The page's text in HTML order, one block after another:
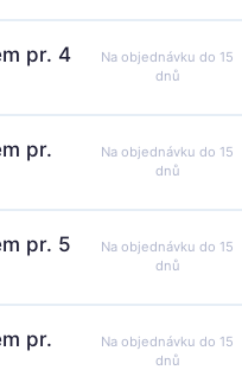
pr. 4
Na objednávku do 15
dnů
pr.
Na objednávku do 15
dnů
pr. 5
Na objednávku do 15
dnů
pr.
Na objednávku do 15
dnů